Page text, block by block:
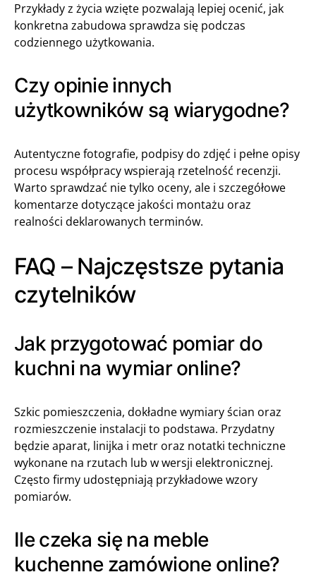
Przykłady z życia wzięte pozwalają lepiej ocenić, jak
konkretna zabudowa sprawdza się podczas
codziennego użytkowania.
Czy opinie innych
użytkowników są wiarygodne?
Autentyczne fotografie, podpisy do zdjęć i pełne opisy
procesu współpracy wspierają rzetelność recenzji.
Warto sprawdzać nie tylko oceny, ale i szczegółowe
komentarze dotyczące jakości montażu oraz
realności deklarowanych terminów.
FAQ – Najczęstsze pytania
czytelników
Jak przygotować pomiar do
kuchni na wymiar online?
Szkic pomieszczenia, dokładne wymiary ścian oraz
rozmieszczenie instalacji to podstawa. Przydatny
będzie aparat, linijka i metr oraz notatki techniczne
wykonane na rzutach lub w wersji elektronicznej.
Często firmy udostępniają przykładowe wzory
pomiarów.
Ile czeka się na meble
kuchenne zamówione online?